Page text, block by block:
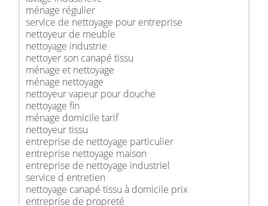
ménage régulier
service de nettoyage pour entreprise
nettoyeur de meuble
nettoyage industrie
nettoyer son canapé tissu
ménage et nettoyage
ménage nettoyage
nettoyeur vapeur pour douche
nettoyage fin
ménage domicile tarif
nettoyeur tissu
entreprise de nettoyage particulier
entreprise nettoyage maison
entreprise de nettoyage industriel
service d entretien
nettoyage canapé tissu à domicile prix
entreprise de propreté